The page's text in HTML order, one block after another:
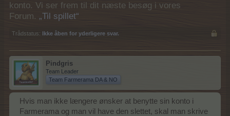
konto. Vi ser frem til dit næste besøg i vores
Forum. „Til spillet“
Trådstatus: Ikke åben for yderligere svar.
Pindgris
Team Leader
Team Farmerama DA & NO
Hvis man ikke længere ønsker at benytte sin konto i
Farmerama og man vil have den slettet, skal man skrive